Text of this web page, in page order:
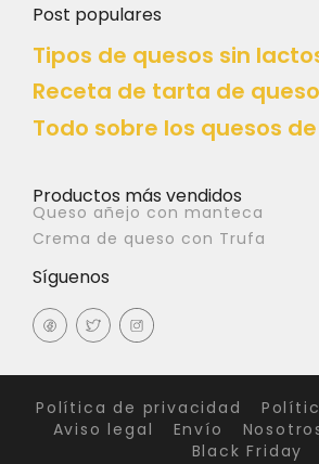
Post populares
Tipos de quesos sin
Receta de tarta de
Todo sobre los quesos
Productos más vendidos
Queso añejo con manteca
Crema de queso con Trufa
Síguenos
Política de privacidad
Aviso legal
Envío
Black Friday